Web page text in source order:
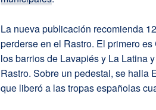
La nueva publicación recomienda
perderse en el Rastro. El primero
los barrios de Lavapiés y La Latina
Rastro. Sobre un pedestal, se halla
que liberó a las tropas españolas